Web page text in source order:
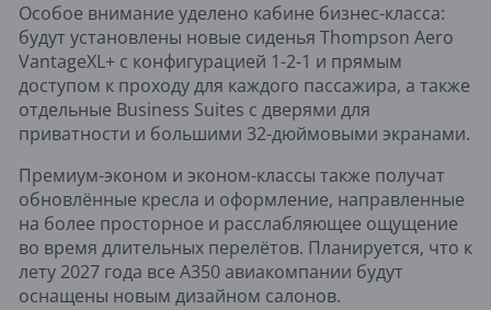
Особое внимание уделено кабине бизнес-класса:
будут установлены новые сиденья Thompson Aero
VantageXL+ с конфигурацией 1-2-1 и прямым
доступом к проходу для каждого пассажира, а также
отдельные Business Suites с дверями для
приватности и большими 32-дюймовыми экранами.
Премиум-эконом и эконом-классы также получат
обновлённые кресла и оформление, направленные
на более просторное и расслабляющее ощущение
во время длительных перелётов. Планируется, что к
лету 2027 года все A350 авиакомпании будут
оснащены новым дизайном салонов.